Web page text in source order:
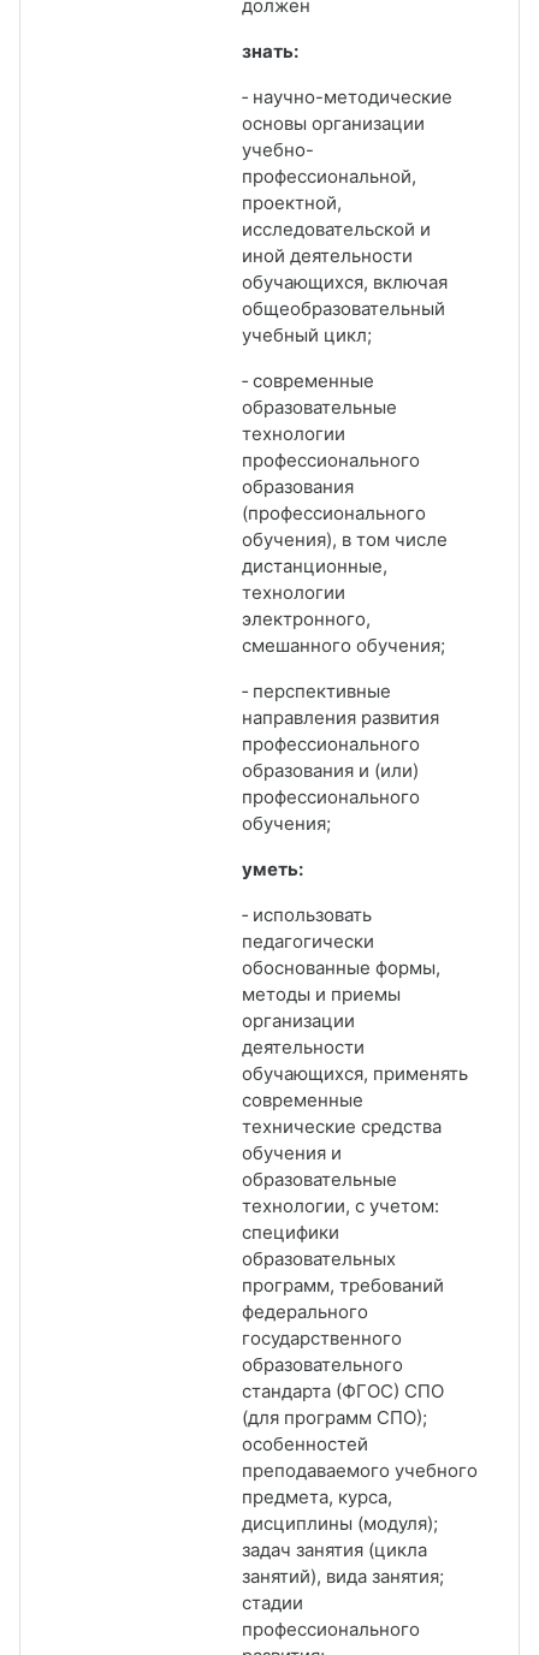
должен
знать:
‑ научно-методические
основы организации
учебно-
профессиональной,
проектной,
исследовательской и
иной деятельности
обучающихся, включая
общеобразовательный
учебный цикл;
‑ современные
образовательные
технологии
профессионального
образования
(профессионального
обучения), в том числе
дистанционные,
технологии
электронного,
смешанного обучения;
‑ перспективные
направления развития
профессионального
образования и (или)
профессионального
обучения;
уметь:
‑ использовать
педагогически
обоснованные формы,
методы и приемы
организации
деятельности
обучающихся, применять
современные
технические средства
обучения и
образовательные
технологии, с учетом:
специфики
образовательных
программ, требований
федерального
государственного
образовательного
стандарта (ФГОС) СПО
(для программ СПО);
особенностей
преподаваемого учебного
предмета, курса,
дисциплины (модуля);
задач занятия (цикла
занятий), вида занятия;
стадии
профессионального